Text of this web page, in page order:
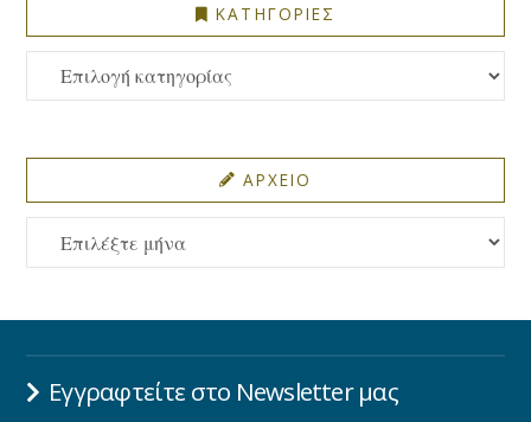
ΚΑΤΗΓΟΡΙΕΣ
ΚΑΤΗΓΟΡΙΕΣ
ΑΡΧΕΙΟ
ΑΡΧΕΙΟ
Εγγραφτείτε στο Newsletter μας